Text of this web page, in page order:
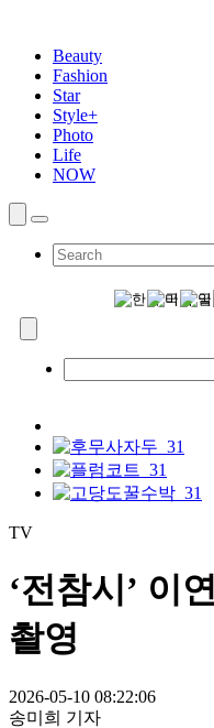
Beauty
Fashion
Star
Style+
Photo
Life
NOW
TV
‘전참시’ 이
촬영
2026-05-10 08:22:06
송미희 기자